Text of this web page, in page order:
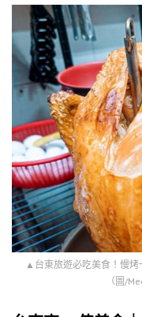
▲台東旅遊必吃美食！慢烤
（圖/